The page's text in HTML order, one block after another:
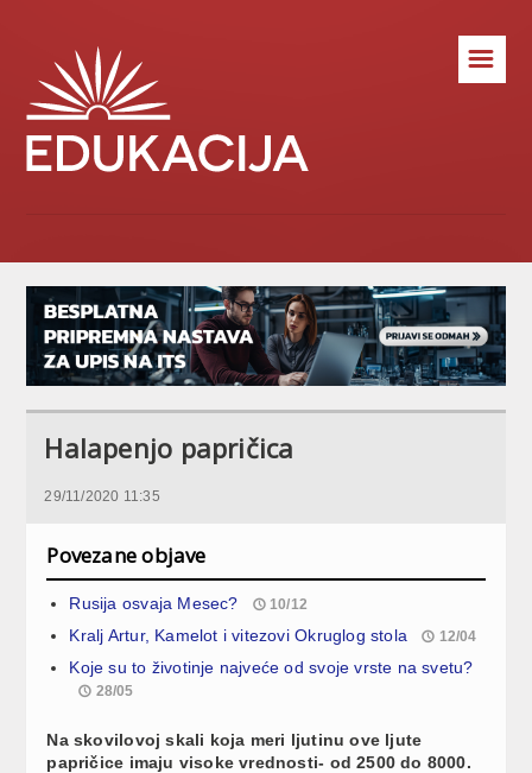
☰
Halapenjo papričica
29/11/2020 11:35
Povezane objave
Rusija osvaja Mesec? 10/12
Kralj Artur, Kamelot i vitezovi Okruglog stola 12/04
Koje su to životinje najveće od svoje vrste na svetu?
28/05
Na skovilovoj skali koja meri ljutinu ove ljute
papričice imaju visoke vrednosti- od 2500 do 8000.